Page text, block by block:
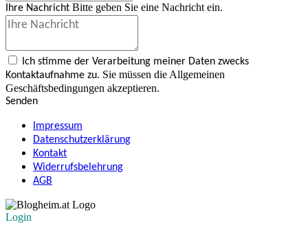
Ihre Nachricht Bitte geben Sie eine Nachricht ein.
Ich stimme der Verarbeitung meiner Daten zwecks
Kontaktaufnahme zu. Sie müssen die Allgemeinen
Geschäftsbedingungen akzeptieren.
Senden
Impressum
Datenschutzerklärung
Kontakt
Widerrufsbelehrung
AGB
Login